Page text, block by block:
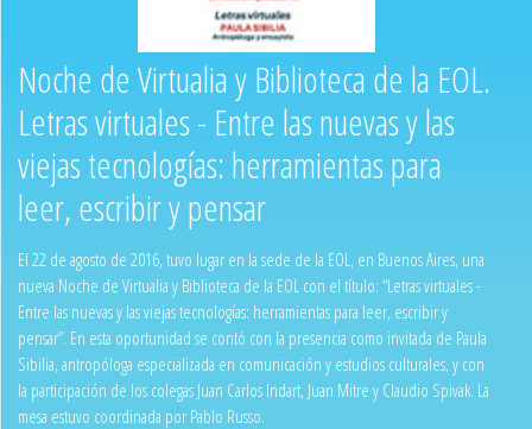
Noche de Virtualia y Biblioteca de la EOL.
Letras virtuales - Entre las nuevas y las
viejas tecnologías: herramientas para
leer, escribir y pensar
El 22 de agosto de 2016, tuvo lugar en la sede de la EOL, en Buenos Aires, una
nueva Noche de Virtualia y Biblioteca de la EOL con el título: “Letras virtuales -
Entre las nuevas y las viejas tecnologías: herramientas para leer, escribir y
pensar”. En esta oportunidad se contó con la presencia como invitada de Paula
Sibilia, antropóloga especializada en comunicación y estudios culturales, y con
la participación de los colegas Juan Carlos Indart, Juan Mitre y Claudio Spivak. La
mesa estuvo coordinada por Pablo Russo.